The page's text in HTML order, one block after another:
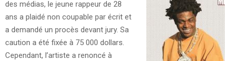
des médias, le jeune rappeur de 28
ans a plaidé non coupable par écrit et
a demandé un procès devant jury. Sa
caution a été fixée à 75 000 dollars.
Cependant, l’artiste a renoncé à